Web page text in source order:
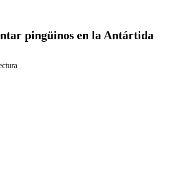
pingüinos en la Antártida